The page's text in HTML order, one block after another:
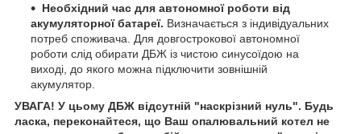
Необхідний час для автономної роботи від
акумуляторної батареї. Визначається з індивідуальних
потреб споживача. Для довгострокової автономної
роботи слід обирати ДБЖ із чистою синусоїдою на
виході, до якого можна підключити зовнішній
акумулятор.
УВАГА! У цьому ДБЖ відсутній "наскрізний нуль". Будь
ласка, переконайтеся, що Ваш опалювальний котел не